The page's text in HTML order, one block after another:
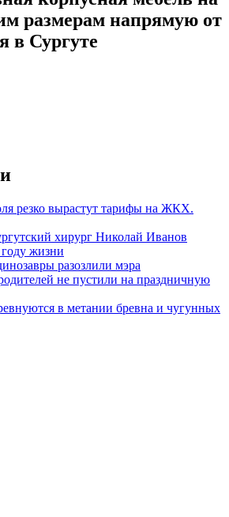
размерам напрямую от
в Сургуте
резко вырастут тарифы на ЖКХ.
хирург Николай Иванов
году жизни
разозлили мэра
не пустили на праздничную
в метании бревна и чугунных